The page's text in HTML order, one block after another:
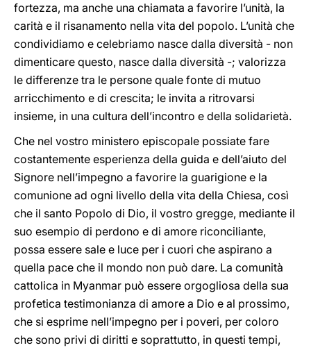
fortezza, ma anche una chiamata a favorire l’unità, la
carità e il risanamento nella vita del popolo. L’unità che
condividiamo e celebriamo nasce dalla diversità - non
dimenticare questo, nasce dalla diversità -; valorizza
le differenze tra le persone quale fonte di mutuo
arricchimento e di crescita; le invita a ritrovarsi
insieme, in una cultura dell’incontro e della solidarietà.
Che nel vostro ministero episcopale possiate fare
costantemente esperienza della guida e dell’aiuto del
Signore nell’impegno a favorire la guarigione e la
comunione ad ogni livello della vita della Chiesa, così
che il santo Popolo di Dio, il vostro gregge, mediante il
suo esempio di perdono e di amore riconciliante,
possa essere sale e luce per i cuori che aspirano a
quella pace che il mondo non può dare. La comunità
cattolica in Myanmar può essere orgogliosa della sua
profetica testimonianza di amore a Dio e al prossimo,
che si esprime nell’impegno per i poveri, per coloro
che sono privi di diritti e soprattutto, in questi tempi,